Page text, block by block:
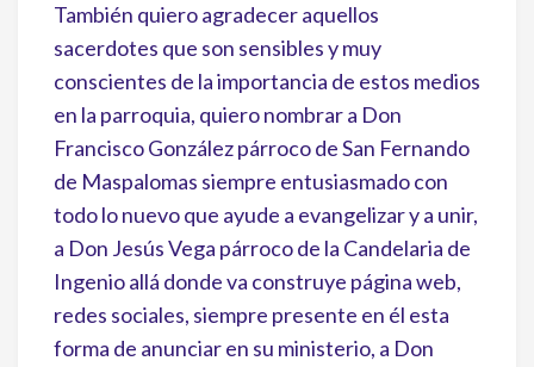
También quiero agradecer aquellos
sacerdotes que son sensibles y muy
conscientes de la importancia de estos medios
en la parroquia, quiero nombrar a Don
Francisco González párroco de San Fernando
de Maspalomas siempre entusiasmado con
todo lo nuevo que ayude a evangelizar y a unir,
a Don Jesús Vega párroco de la Candelaria de
Ingenio allá donde va construye página web,
redes sociales, siempre presente en él esta
forma de anunciar en su ministerio, a Don